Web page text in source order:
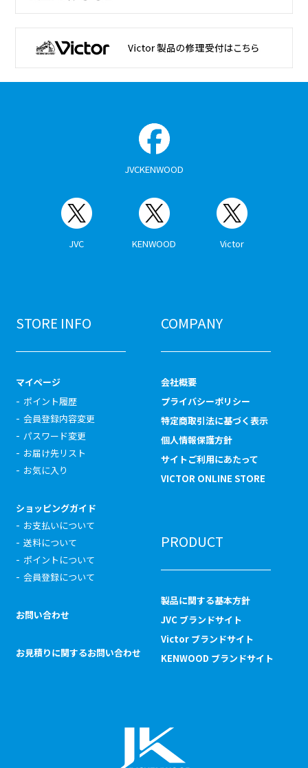
JVCKENWOOD
JVC KENWOOD Victor
STORE INFO
マイページ
ポイント履歴
会員登録内容変更
パスワード変更
お届け先リスト
お気に入り
ショッピングガイド
お支払いについて
送料について
ポイントについて
会員登録について
お問い合わせ
お見積りに関するお問い合わせ
COMPANY
会社概要
プライバシーポリシー
特定商取引法に基づく表示
個人情報保護方針
サイトご利用にあたって
VICTOR ONLINE STORE
PRODUCT
製品に関する基本方針
JVC ブランドサイト
Victor ブランドサイト
KENWOOD ブランドサイト